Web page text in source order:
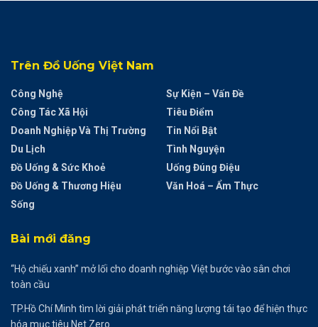
Trên Đồ Uống Việt Nam
Công Nghệ
Công Tác Xã Hội
Doanh Nghiệp Và Thị Trường
Du Lịch
Đồ Uống & Sức Khoẻ
Đồ Uống & Thương Hiệu
Sống
Sự Kiện – Vấn Đề
Tiêu Điểm
Tin Nổi Bật
Tình Nguyện
Uống Đúng Điệu
Văn Hoá – Ẩm Thực
Bài mới đăng
“Hộ chiếu xanh” mở lối cho doanh nghiệp Việt bước vào sân chơi
toàn cầu
TP.Hồ Chí Minh tìm lời giải phát triển năng lượng tái tạo để hiện thực
hóa mục tiêu Net Zero